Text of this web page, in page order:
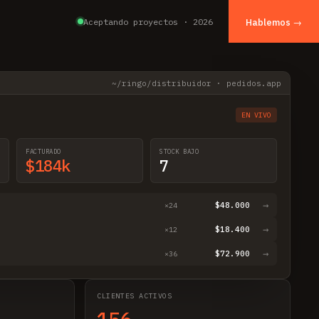
Aceptando proyectos · 2026 Hablemos →
~/ringo/distribuidor · pedidos.app
EN VIVO
FACTURADO
$184k
STOCK BAJO
7
×24 $48.000 →
×12 $18.400 →
×36 $72.900 →
CLIENTES ACTIVOS